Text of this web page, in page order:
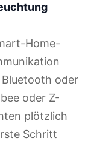
Home-
Bluetooth oder
oder Z-
plötzlich
Schritt